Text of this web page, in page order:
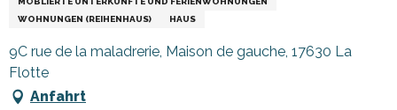
WOHNUNGEN (REIHENHAUS)
HAUS
9C rue de la maladrerie, Maison de gauche, 17630 La
Flotte
Anfahrt